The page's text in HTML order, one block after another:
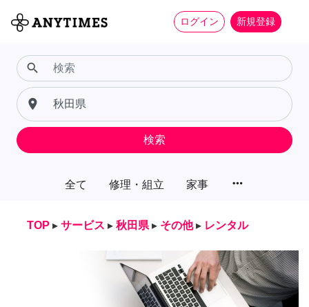
ログイン 新規登録
全て 修理・組立 家事 more_horiz
search
place
検索
TOP ▸ サービス ▸ 秋田県 ▸ その他 ▸ レンタル